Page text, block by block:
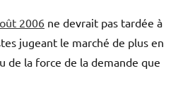
2006 ne devrait pas tardée à
jugeant le marché de plus en
de la force de la demande que